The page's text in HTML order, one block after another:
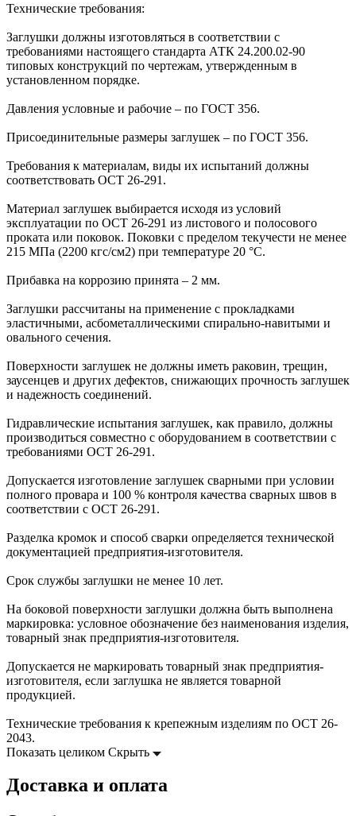
Технические требования:
Заглушки должны изготовляться в соответствии с
требованиями настоящего стандарта АТК 24.200.02-90
типовых конструкций по чертежам, утвержденным в
установленном порядке.
Давления условные и рабочие – по ГОСТ 356.
Присоединительные размеры заглушек – по ГОСТ 356.
Требования к материалам, виды их испытаний должны
соответствовать ОСТ 26-291.
Материал заглушек выбирается исходя из условий
эксплуатации по ОСТ 26-291 из листового и полосового
проката или поковок. Поковки с пределом текучести не менее
215 МПа (2200 кгс/см2) при температуре 20 °С.
Прибавка на коррозию принята – 2 мм.
Заглушки рассчитаны на применение с прокладками
эластичными, асбометаллическими спирально-навитыми и
овального сечения.
Поверхности заглушек не должны иметь раковин, трещин,
заусенцев и других дефектов, снижающих прочность заглушек
и надежность соединений.
Гидравлические испытания заглушек, как правило, должны
производиться совместно с оборудованием в соответствии с
требованиями ОСТ 26-291.
Допускается изготовление заглушек сварными при условии
полного провара и 100 % контроля качества сварных швов в
соответствии с ОСТ 26-291.
Разделка кромок и способ сварки определяется технической
документацией предприятия-изготовителя.
Срок службы заглушки не менее 10 лет.
На боковой поверхности заглушки должна быть выполнена
маркировка: условное обозначение без наименования изделия,
товарный знак предприятия-изготовителя.
Допускается не маркировать товарный знак предприятия-
изготовителя, если заглушка не является товарной
продукцией.
Технические требования к крепежным изделиям по ОСТ 26-
2043.
Показать целиком Скрыть
Доставка и оплата